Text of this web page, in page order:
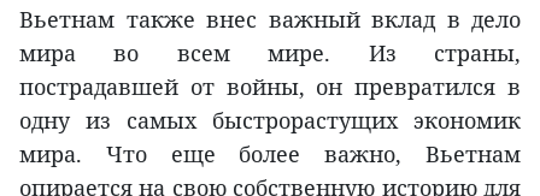
Вьетнам также внес важный вклад в дело
мира во всем мире. Из страны,
пострадавшей от войны, он превратился в
одну из самых быстрорастущих экономик
мира. Что еще более важно, Вьетнам
опирается на свою собственную историю для